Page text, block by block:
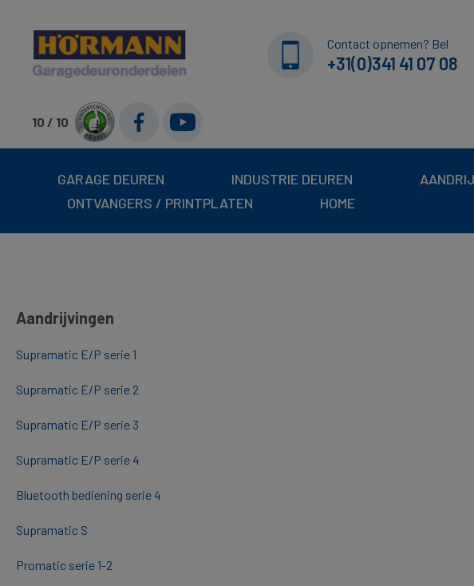
Contact opnemen? Bel
+31(0)341 41 07 08
10 / 10
GARAGE DEUREN INDUSTRIE DEUREN
ONTVANGERS / PRINTPLATEN
HOME
Aandrijvingen
Supramatic E/P serie 1
Supramatic E/P serie 2
Supramatic E/P serie 3
Supramatic E/P serie 4
Bluetooth bediening serie 4
Supramatic S
Promatic serie 1-2